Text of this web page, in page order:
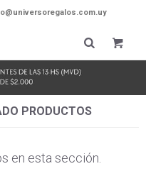
PRODUCTOS
en esta sección.